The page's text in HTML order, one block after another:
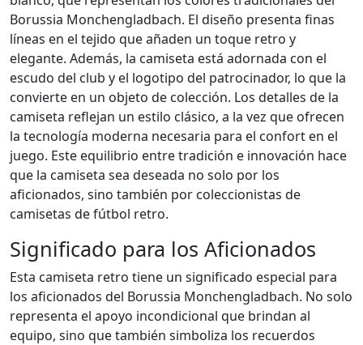
Borussia Monchengladbach. El diseño presenta finas
líneas en el tejido que añaden un toque retro y
elegante. Además, la camiseta está adornada con el
escudo del club y el logotipo del patrocinador, lo que la
convierte en un objeto de colección. Los detalles de la
camiseta reflejan un estilo clásico, a la vez que ofrecen
la tecnología moderna necesaria para el confort en el
juego. Este equilibrio entre tradición e innovación hace
que la camiseta sea deseada no solo por los
aficionados, sino también por coleccionistas de
camisetas de fútbol retro.
Significado para los Aficionados
Esta camiseta retro tiene un significado especial para
los aficionados del Borussia Monchengladbach. No solo
representa el apoyo incondicional que brindan al
equipo, sino que también simboliza los recuerdos